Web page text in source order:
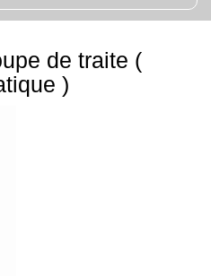
de traite (
)